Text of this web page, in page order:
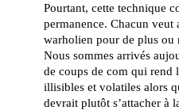
Pourtant, cette technique
permanence. Chacun veut
warholien pour de plus ou
Nous sommes arrivés
de coups de com qui rend
illisibles et volatiles alors
devrait plutôt s’attacher à